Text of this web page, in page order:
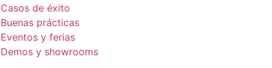
Casos de éxito
Buenas prácticas
Eventos y ferias
Demos y showrooms